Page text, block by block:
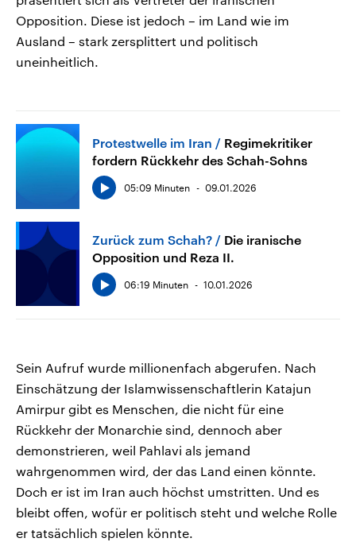
Opposition. Diese ist jedoch – im Land wie im
Ausland – stark zersplittert und politisch
uneinheitlich.
Protestwelle im Iran
Regimekritiker
fordern Rückkehr des Schah-Sohns
05:09 Minuten 09.01.2026
Zurück zum Schah?
Die iranische
Opposition und Reza II.
06:19 Minuten 10.01.2026
Sein Aufruf wurde millionenfach abgerufen. Nach
Einschätzung der Islamwissenschaftlerin Katajun
Amirpur gibt es Menschen, die nicht für eine
Rückkehr der Monarchie sind, dennoch aber
demonstrieren, weil Pahlavi als jemand
wahrgenommen wird, der das Land einen könnte.
Doch er ist im Iran auch höchst umstritten. Und es
bleibt offen, wofür er politisch steht und welche Rolle
er tatsächlich spielen könnte.